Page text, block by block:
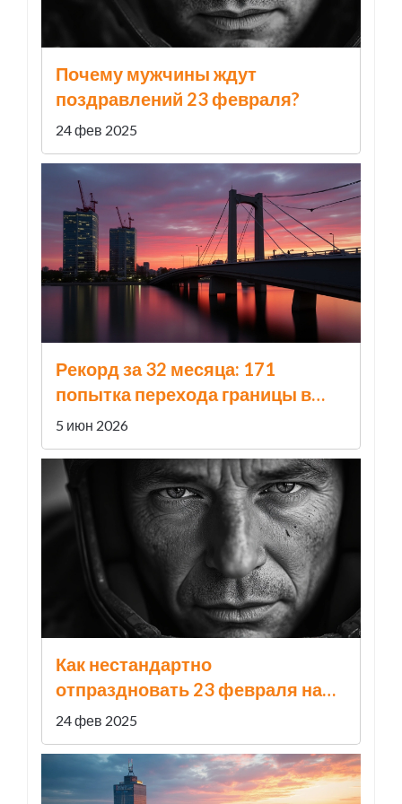
Почему мужчины ждут
поздравлений 23 февраля?
24 фев 2025
Рекорд за 32 месяца: 171
попытка перехода границы в
Латвии
5 июн 2026
Как нестандартно
отпраздновать 23 февраля на
рабочем месте
24 фев 2025